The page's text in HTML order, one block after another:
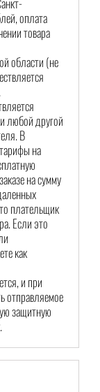
оплата
товара
области (не
любой другой
В
на
на сумму
плательщик
Если это
как
и при
отправляемое
защитную